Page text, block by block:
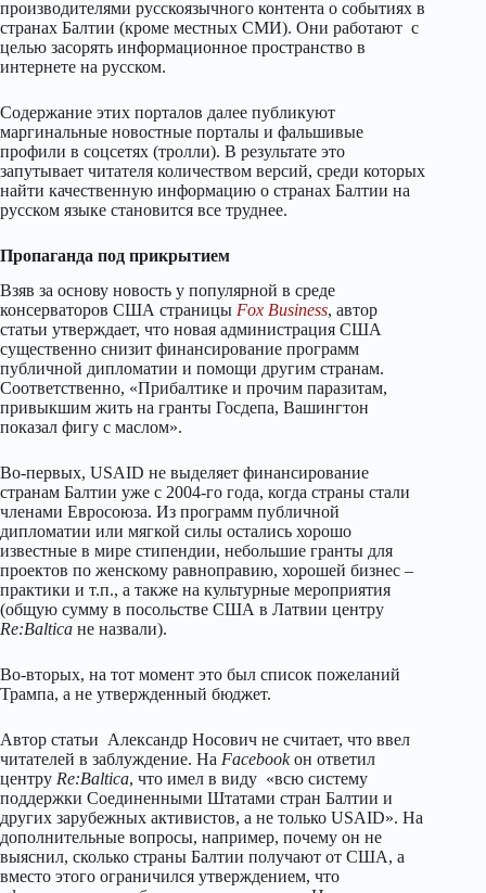
производителями русскоязычного контента о событиях в
странах Балтии (кроме местных СМИ). Они работают с
целью засорять информационное пространство в
интернете на русском.
Содержание этих порталов далее публикуют
маргинальные новостные порталы и фальшивые
профили в соцсетях (тролли). В результате это
запутывает читателя количеством версий, среди которых
найти качественную информацию о странах Балтии на
русском языке становится все труднее.
Пропаганда под прикрытием
Взяв за основу новость у популярной в среде
консерваторов США страницы Fox Business, автор
статьи утверждает, что новая администрация США
существенно снизит финансирование программ
публичной дипломатии и помощи другим странам.
Соответственно, «Прибалтике и прочим паразитам,
привыкшим жить на гранты Госдепа, Вашингтон
показал фигу с маслом».
Во-первых, USAID не выделяет финансирование
странам Балтии уже с 2004-го года, когда страны стали
членами Евросоюза. Из программ публичной
дипломатии или мягкой силы остались хорошо
известные в мире стипендии, небольшие гранты для
проектов по женскому равноправию, хорошей бизнес –
практики и т.п., а также на культурные мероприятия
(общую сумму в посольстве США в Латвии центру
Re:Baltica не назвали).
Во-вторых, на тот момент это был список пожеланий
Трампа, а не утвержденный бюджет.
Автор статьи Александр Носович не считает, что ввел
читателей в заблуждение. На Facebookон ответил
центру Re:Baltica, что имел в виду «всю систему
поддержки Соединенными Штатами стран Балтии и
других зарубежных активистов, а не только USAID». На
дополнительные вопросы, например, почему он не
выяснил, сколько страны Балтии получают от США, а
вместо этого ограничился утверждением, что